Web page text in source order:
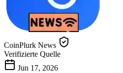
CoinPlurk News
Verifizierte Quelle
Jun 17, 2026